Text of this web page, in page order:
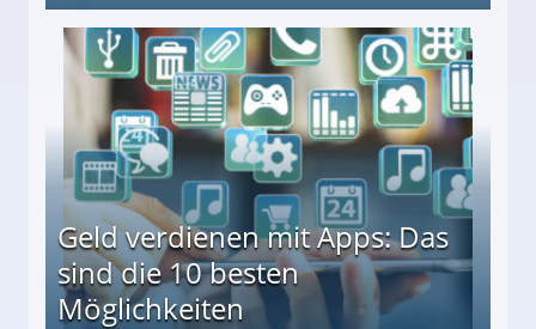
↻ Täglich neue Produkttests
Geld verdienen mit Apps: Das
sind die 10 besten
Möglichkeiten